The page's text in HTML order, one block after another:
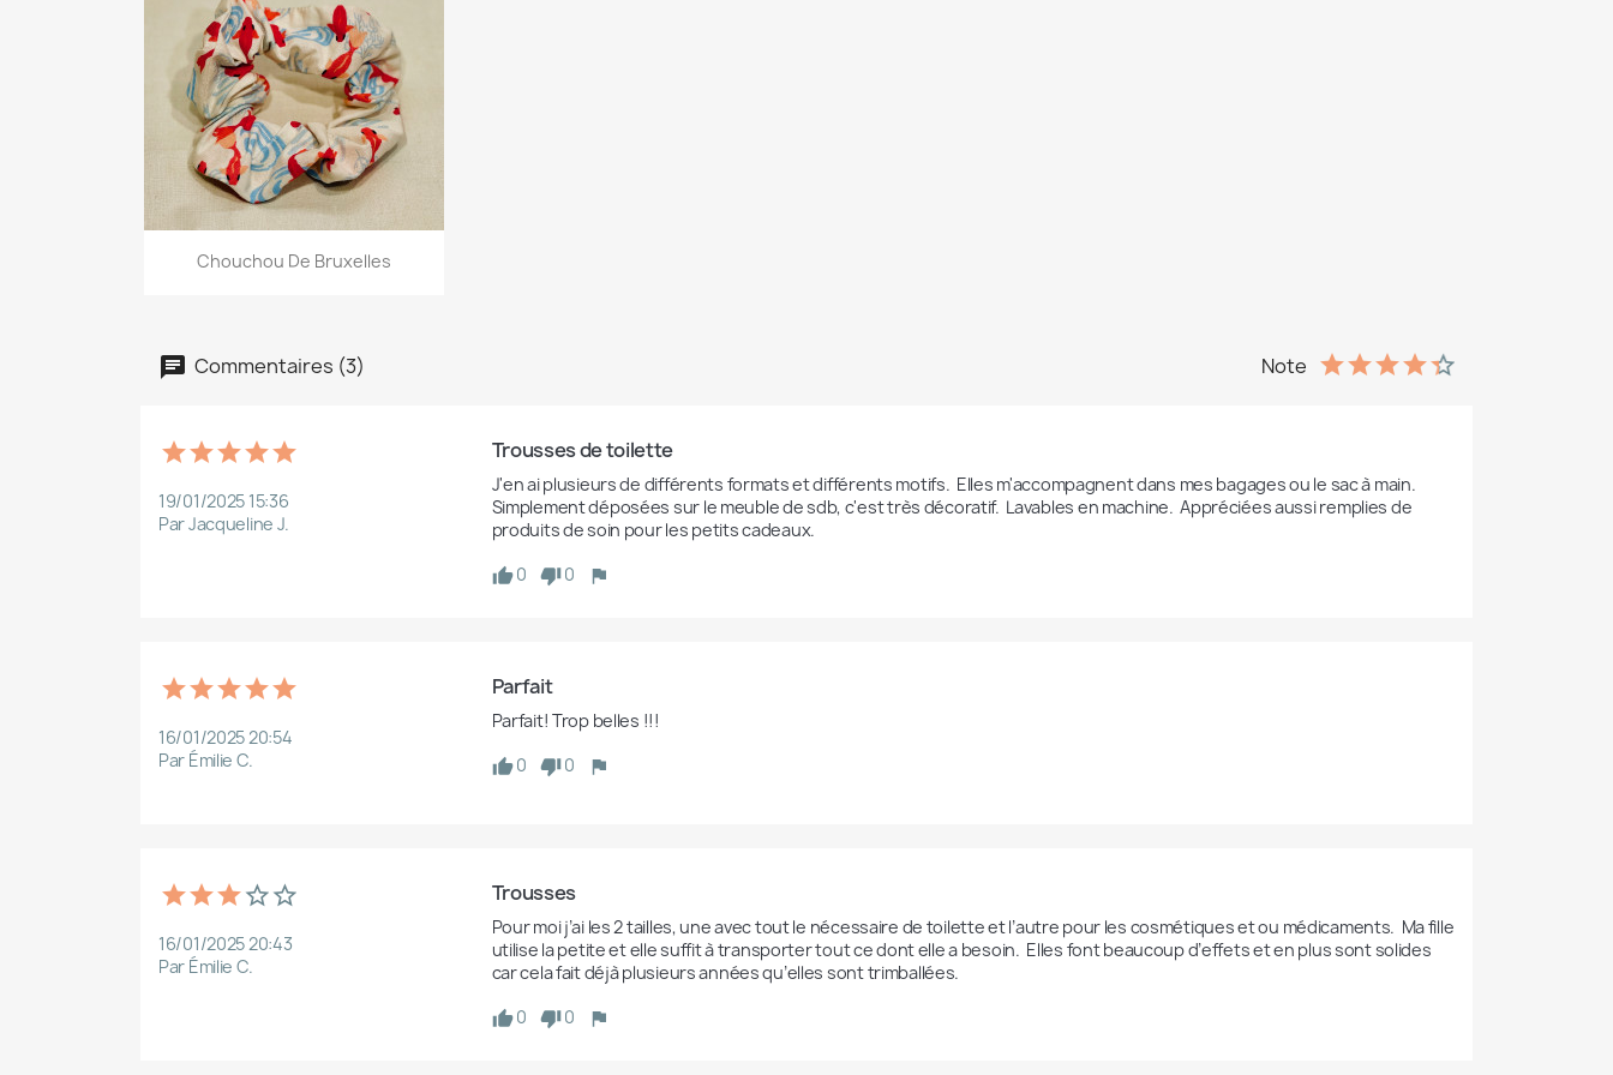
Aperçu rapide
Chouchou De Bruxelles
Commentaires (3) Note
19/01/2025 15:36
Par Jacqueline J.
Trousses de toilette
J'en ai plusieurs de différents formats et différents motifs.  Elles m'accompagnent dans mes bagages ou le sac à main.
Simplement déposées sur le meuble de sdb, c'est très décoratif.  Lavables en machine.  Appréciées aussi remplies de
produits de soin pour les petits cadeaux.
0
0
16/01/2025 20:54
Par Émilie C.
Parfait
Parfait! Trop belles !!!
0
0
16/01/2025 20:43
Par Émilie C.
Trousses
Pour moi j’ai les 2 tailles, une avec tout le nécessaire de toilette et l’autre pour les cosmétiques et ou médicaments.  Ma fille
utilise la petite et elle suffit à transporter tout ce dont elle a besoin.  Elles font beaucoup d’effets et en plus sont solides
car cela fait déjà plusieurs années qu’elles sont trimballées.
0
0